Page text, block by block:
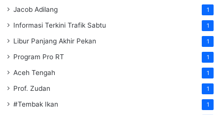
Jacob Adilang 1
Informasi Terkini Trafik Sabtu 1
Libur Panjang Akhir Pekan 1
Program Pro RT 1
Aceh Tengah 1
Prof. Zudan 1
#Tembak Ikan 1